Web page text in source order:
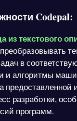
Codepal:
из текстового
в
и алгоритмы
разработки,
программ.